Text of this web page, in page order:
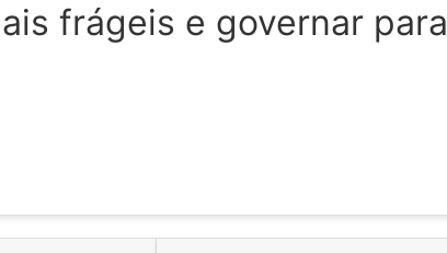
frágeis e governar para